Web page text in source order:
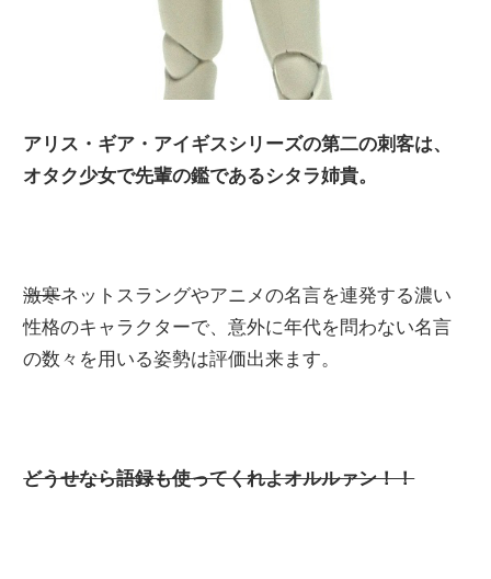
アリス・ギア・アイギスシリーズの第二の刺客は、
オタク少女で先輩の鑑であるシタラ姉貴。
激寒ネットスラングやアニメの名言を連発する濃い
性格のキャラクターで、意外に年代を問わない名言
の数々を用いる姿勢は評価出来ます。
どうせなら語録も使ってくれよオルルァン！！